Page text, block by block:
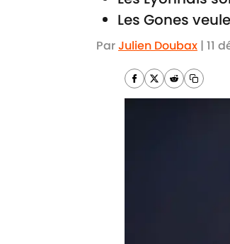
Les Gones
ParJulien Doubax | 11